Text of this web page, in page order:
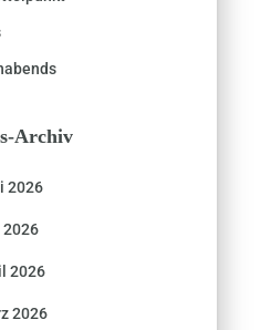
Archiv
2026
2026
2026
2026